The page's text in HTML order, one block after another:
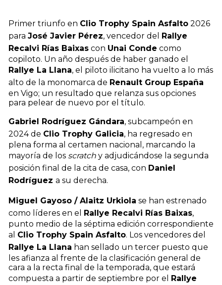
Primer triunfo en Clio Trophy Spain Asfalto 2026
para José Javier Pérez, vencedor del Rallye
Recalvi Rías Baixas con Unai Conde como
copiloto. Un año después de haber ganado el
Rallye La Llana, el piloto ilicitano ha vuelto a lo más
alto de la monomarca de Renault Group España
en Vigo; un resultado que relanza sus opciones
para pelear de nuevo por el título.
Gabriel Rodríguez Gándara, subcampeón en
2024 de Clio Trophy Galicia, ha regresado en
plena forma al certamen nacional, marcando la
mayoría de los scratch y adjudicándose la segunda
posición final de la cita de casa, con Daniel
Rodríguez a su derecha.
Miguel Gayoso / Alaitz Urkiola se han estrenado
como líderes en el Rallye Recalvi Rías Baixas,
punto medio de la séptima edición correspondiente
al Clio Trophy Spain Asfalto. Los vencedores del
Rallye La Llana han sellado un tercer puesto que
les afianza al frente de la clasificación general de
cara a la recta final de la temporada, que estará
compuesta a partir de septiembre por el Rallye